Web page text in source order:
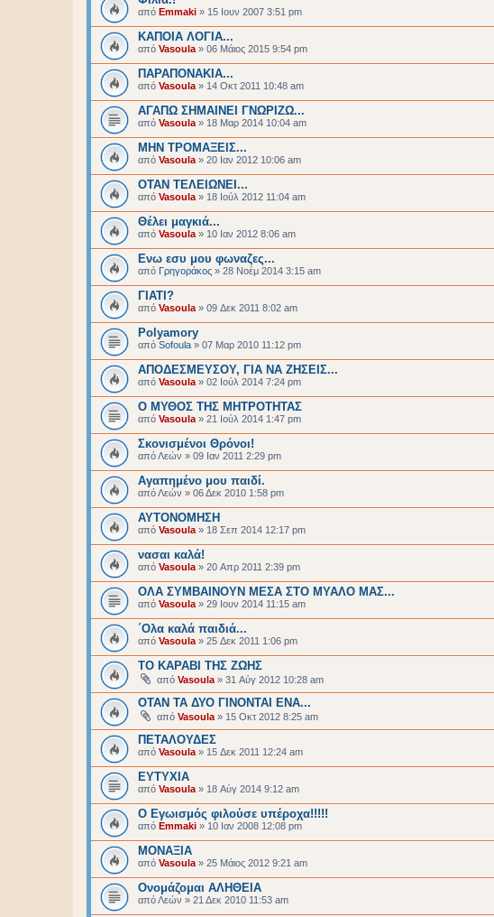
από Emmaki » 15 Ιουν 2007 3:51 pm
ΚΑΠΟΙΑ ΛΟΓΙΑ...
από Vasoula » 06 Μάιος 2015 9:54 pm
ΠΑΡΑΠΟΝΑΚΙΑ...
από Vasoula » 14 Οκτ 2011 10:48 am
ΑΓΑΠΩ ΣΗΜΑΙΝΕΙ ΓΝΩΡΙΖΩ...
από Vasoula » 18 Μαρ 2014 10:04 am
ΜΗΝ ΤΡΟΜΑΞΕΙΣ...
από Vasoula » 20 Ιαν 2012 10:06 am
ΟΤΑΝ ΤΕΛΕΙΩΝΕΙ...
από Vasoula » 18 Ιούλ 2012 11:04 am
Θέλει μαγκιά...
από Vasoula » 10 Ιαν 2012 8:06 am
Ενω εσυ μου φωναζες...
από Γρηγοράκος » 28 Νοέμ 2014 3:15 am
ΓΙΑΤΙ?
από Vasoula » 09 Δεκ 2011 8:02 am
Polyamory
από Sofoula » 07 Μαρ 2010 11:12 pm
ΑΠΟΔΕΣΜΕΥΣΟΥ, ΓΙΑ ΝΑ ΖΗΣΕΙΣ...
από Vasoula » 02 Ιούλ 2014 7:24 pm
Ο ΜΥΘΟΣ ΤΗΣ ΜΗΤΡΟΤΗΤΑΣ
από Vasoula » 21 Ιούλ 2014 1:47 pm
Σκονισμένοι Θρόνοι!
απόΛεών » 09 Ιαν 2011 2:29 pm
Αγαπημένο μου παιδί.
απόΛεών » 06 Δεκ 2010 1:58 pm
ΑΥΤΟΝΟΜΗΣΗ
από Vasoula » 18 Σεπ 2014 12:17 pm
νασαι καλά!
από Vasoula » 20 Απρ 2011 2:39 pm
ΟΛΑ ΣΥΜΒΑΙΝΟΥΝ ΜΕΣΑ ΣΤΟ ΜΥΑΛΟ ΜΑΣ...
από Vasoula » 29 Ιουν 2014 11:15 am
΄Ολα καλά παιδιά...
από Vasoula » 25 Δεκ 2011 1:06 pm
ΤΟ ΚΑΡΑΒΙ ΤΗΣ ΖΩΗΣ
από Vasoula » 31 Αύγ 2012 10:28 am
ΟΤΑΝ ΤΑ ΔΥΟ ΓΙΝΟΝΤΑΙ ΕΝΑ...
από Vasoula » 15 Οκτ 2012 8:25 am
ΠΕΤΑΛΟΥΔΕΣ
από Vasoula » 15 Δεκ 2011 12:24 am
ΕΥΤΥΧΙΑ
από Vasoula » 18 Αύγ 2014 9:12 am
Ο Εγωισμός φιλούσε υπέροχα!!!!!
από Emmaki » 10 Ιαν 2008 12:08 pm
ΜΟΝΑΞΙΑ
από Vasoula » 25 Μάιος 2012 9:21 am
Ονομάζομαι ΑΛΗΘΕΙΑ
απόΛεών » 21 Δεκ 2010 11:53 am